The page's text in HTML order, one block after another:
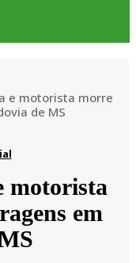
e motorista morre
de MS
motorista
em